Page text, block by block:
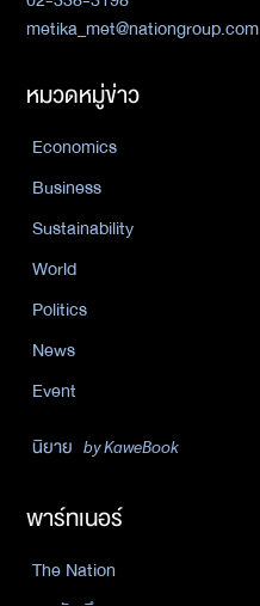
metika_met@nationgroup.com
หมวดหมู่ข่าว
Economics
Business
Sustainability
World
Politics
News
Event
นิยาย by KaweBook
พาร์ทเนอร์
The Nation